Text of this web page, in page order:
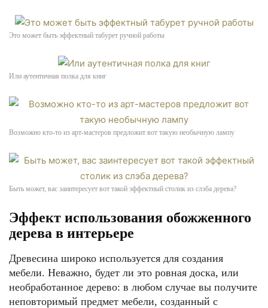
Это может быть эффектный табурет ручной работы
Или аутентичная полка для книг
Возможно кто-то из арт-мастеров предложит вот такую необычную лампу
Быть может, вас заинтересует вот такой эффектный столик из слэба дерева?
Эффект использования обожженного
дерева в интерьере
Древесина широко используется для создания
мебели. Неважно, будет ли это ровная доска, или
необработанное дерево: в любом случае вы получите
неповторимый предмет мебели, созданный с